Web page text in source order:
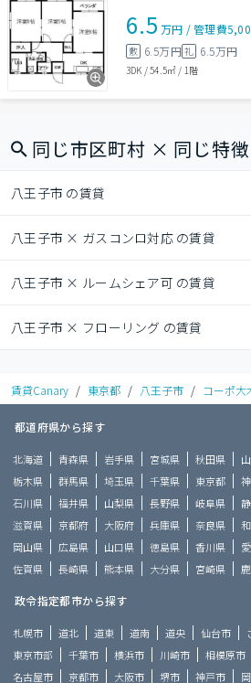
6.5 万円 /管理費
敷 6.5万円礼 6.5万円
3DK /54.5㎡ / 1階
同じ市区町村 × 同じ特
八王子市 の賃貸
八王子市 × ガスコンロ対応 の賃貸
八王子市 × ルームシェア可 の賃貸
八王子市 × フローリング の賃貸
賃貸Canary / 東京都 / 八王子市 / コーポ大
都道府県から探す
北海道 青森県 岩手県 宮城県 秋田県
栃木県
群馬県 埼玉県 千葉県 東京都
石川県
福井県 山梨県 長野県 岐阜県
滋賀県
京都府 大阪府 兵庫県 奈良県
岡山県
広島県 山口県 徳島県 香川県
佐賀県
長崎県 熊本県 大分県 宮崎県
政令指定都市から探す
札幌市 道北 道東 道南 道央 仙台市
東京市部
千葉市 横浜市 川崎市 相模原市
名古屋市
京都市 大阪市 堺市 神戸市